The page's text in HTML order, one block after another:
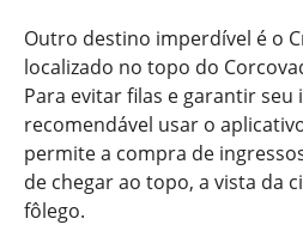
Outro destino imperdível é o
localizado no topo do
Para evitar filas e garantir seu
recomendável usar o
permite a compra de
de chegar ao topo, a vista da
fôlego.